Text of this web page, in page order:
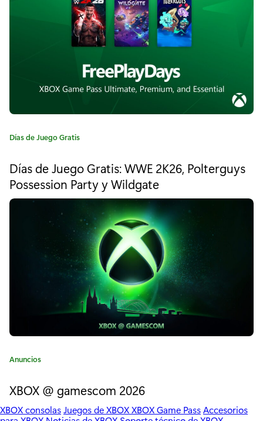
u
r
a
d
e
v
l
c
i
d
a
d
d
x
C
e
g
o
Días de Juego Gratis
Días de Juego Gratis: WWE 2K26, Polterguys
Possession Party y Wildgate
C
e
g
Anuncios
XBOX @ gamescom 2026
XBOX consolasJuegos de XBOXXBOX Game PassAccesorios